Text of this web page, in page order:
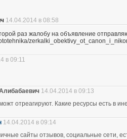
14.04.2014 в 08:58
раз жалобу на объявление
в 09:11
14.04.2014 в 09:13
отреагируют. Какие ресурсы есть в
14.04.2014 в 09:14
сайты отзывов, социальные сети,